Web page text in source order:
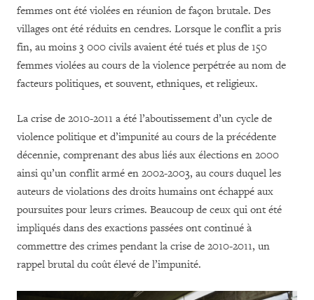
femmes ont été violées en réunion de façon brutale. Des
villages ont été réduits en cendres. Lorsque le conflit a pris
fin, au moins 3 000 civils avaient été tués et plus de 150
femmes violées au cours de la violence perpétrée au nom de
facteurs politiques, et souvent, ethniques, et religieux.
La crise de 2010-2011 a été l’aboutissement d’un cycle de
violence politique et d’impunité au cours de la précédente
décennie, comprenant des abus liés aux élections en 2000
ainsi qu’un conflit armé en 2002-2003, au cours duquel les
auteurs de violations des droits humains ont échappé aux
poursuites pour leurs crimes. Beaucoup de ceux qui ont été
impliqués dans des exactions passées ont continué à
commettre des crimes pendant la crise de 2010-2011, un
rappel brutal du coût élevé de l’impunité.